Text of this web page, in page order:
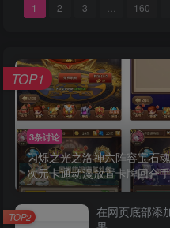
1 2 3 … 160
3条讨论
闪烁之光之洛神六阵容宝石
次元卡通动漫放置卡牌回合
TOP1
在网页底部添
TOP2